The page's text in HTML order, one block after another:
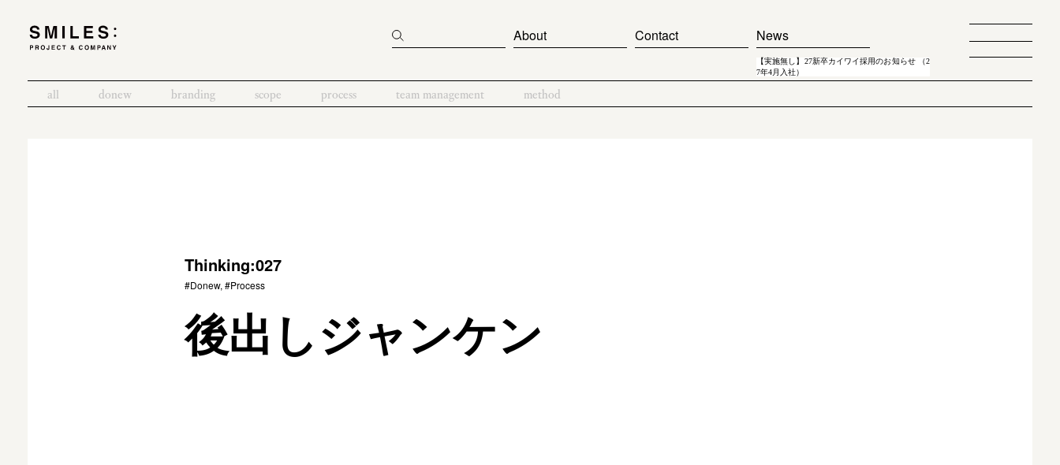
About Contact News
【実施無し】27新卒カイワイ採用のお知らせ （2
7年4月入社）
all donew branding scope process team management method
Thinking:027
#Donew, #Process
後出しジャンケン